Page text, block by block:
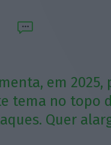
em
tema no topo
Quer